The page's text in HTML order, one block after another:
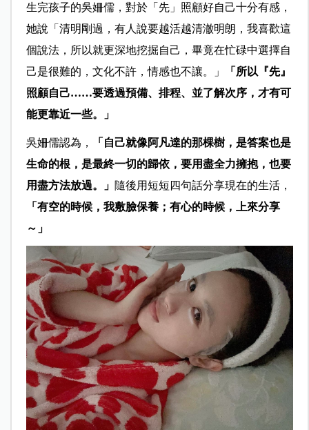
生完孩子的吳姍儒，對於「先」照顧好自己十分有感，
她說「清明剛過，有人說要越活越清澈明朗，我喜歡這
個說法，所以就更深地挖掘自己，畢竟在忙碌中選擇自
己是很難的，文化不許，情感也不讓。」
「所以『先』
照顧自己……要透過預備、排程、並了解次序，才有可
能更靠近一些。」
吳姍儒認為，
「自己就像阿凡達的那棵樹，是答案也是
生命的根，是最終一切的歸依，要用盡全力擁抱，也要
用盡方法放過。」 隨後用短短四句話分享現在的生活，
「有空的時候，我敷臉保養；有心的時候，上來分享
～ 」